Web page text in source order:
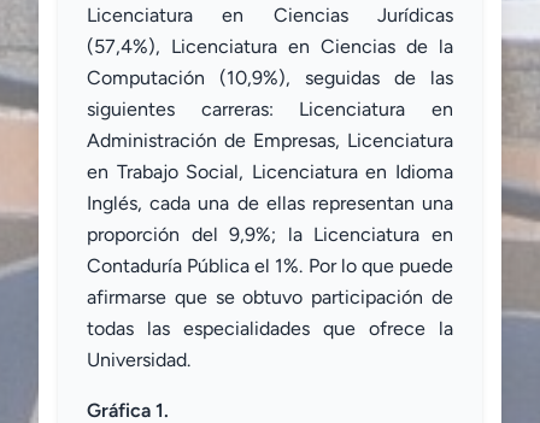
Licenciatura en Ciencias Jurídicas
(57,4%), Licenciatura en Ciencias de la
Computación (10,9%), seguidas de las
siguientes carreras: Licenciatura en
Administración de Empresas, Licenciatura
en Trabajo Social, Licenciatura en Idioma
Inglés, cada una de ellas representan una
proporción del 9,9%; la Licenciatura en
Contaduría Pública el 1%. Por lo que puede
afirmarse que se obtuvo participación de
todas las especialidades que ofrece la
Universidad.
Gráfica 1.